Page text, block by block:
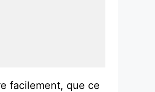
facilement, que ce